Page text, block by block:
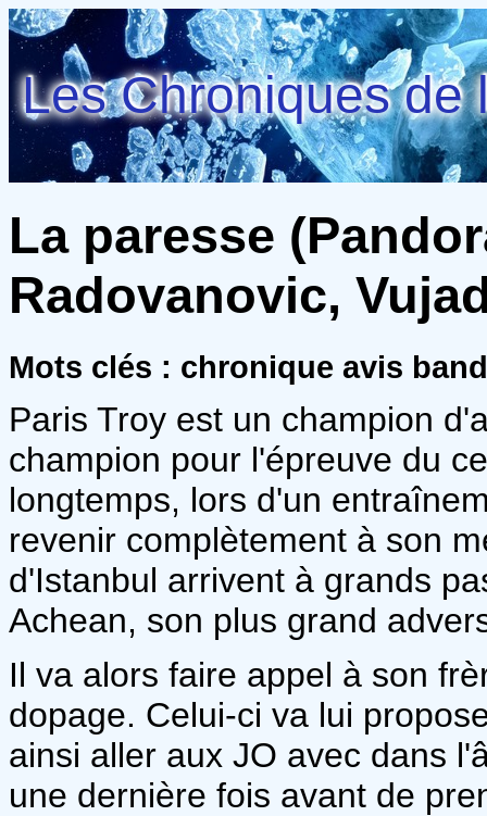
Les Chroniques de
La paresse
Radovanovic,
Mots clés : chronique avis
Paris Troy est un champion
champion pour l'épreuve du
longtemps, lors d'un
revenir complètement à son
d'Istanbul arrivent à grands
Achean, son plus grand
Il va alors faire appel à son
dopage. Celui-ci va lui
ainsi aller aux JO avec dans
une dernière fois avant de